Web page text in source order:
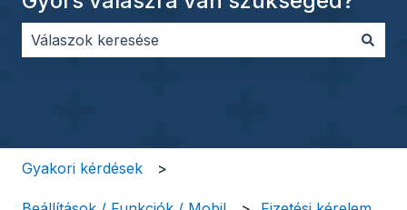
Gyakori kérdések